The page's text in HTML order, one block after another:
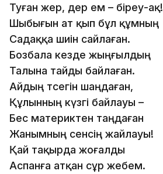
Туған жер, дер ем – біреу-ақ!
Шыбығын ат қып бұл құмның
Садаққа шиін сайлаған.
Бозбала кезде жыңғылдың
Талына тайды байлаған.
Айдың төсегін шаңдаған,
Құлынның күзгі байлауы –
Бес материктен таңдаған
Жанымның сенсің жайлауы!
Қай тақырда жоғалды
Аспанға атқан сұр жебем.